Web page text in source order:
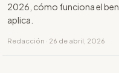
2026, cómo funciona el
aplica.
Redacción · 26 de abril, 2026